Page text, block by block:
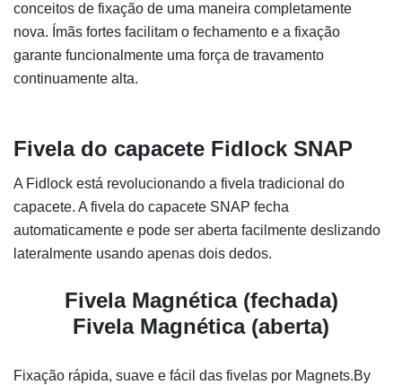
conceitos de fixação de uma maneira completamente
nova. Ímãs fortes facilitam o fechamento e a fixação
garante funcionalmente uma força de travamento
continuamente alta.
Fivela do capacete Fidlock SNAP
A Fidlock está revolucionando a fivela tradicional do
capacete. A fivela do capacete SNAP fecha
automaticamente e pode ser aberta facilmente deslizando
lateralmente usando apenas dois dedos.
Fivela Magnética (fechada)
Fivela Magnética (aberta)
Fixação rápida, suave e fácil das fivelas por Magnets.By